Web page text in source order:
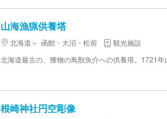
山海漁猟供養塔
北海道 函館・大沼・松前
観光施設
根崎神社円空彫像